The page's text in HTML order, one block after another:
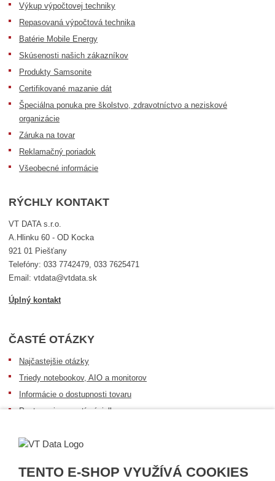
TENTO E-SHOP VYUŽÍVÁ COOKIES
Výkup výpočtovej techniky
Repasovaná výpočtová technika
Batérie Mobile Energy
Skúsenosti našich zákazníkov
Produkty Samsonite
Certifikované mazanie dát
Špeciálna ponuka pre školstvo, zdravotníctvo a neziskové
organizácie
Záruka na tovar
Reklamačný poriadok
Všeobecné informácie
RÝCHLY KONTAKT
VT DATA s.r.o.
A.Hlinku 60 - OD Kocka
921 01 Piešťany
Telefóny: 033 7742479, 033 7625471
Email: vtdata@vtdata.sk
Úplný kontakt
ČASTÉ OTÁZKY
Najčastejšie otázky
Triedy notebookov, AIO a monitorov
Informácie o dostupnosti tovaru
Postup pri prevzatí zásielky
Sledovanie zásielok